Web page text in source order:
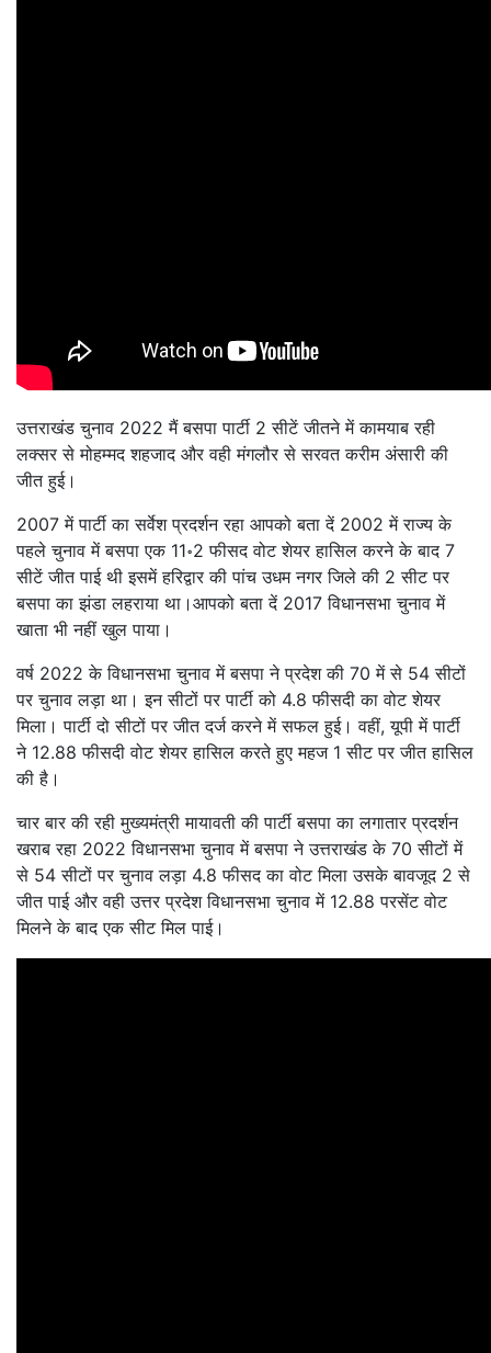
उत्तराखंड चुनाव 2022 मैं बसपा पार्टी 2 सीटें जीतने में कामयाब रही
लक्सर से मोहम्मद शहजाद और वही मंगलौर से सरवत करीम अंसारी की
जीत हुई।
2007 में पार्टी का सर्वेश प्रदर्शन रहा आपको बता दें 2002 में राज्य के
पहले चुनाव में बसपा एक 11॰2 फीसद वोट शेयर हासिल करने के बाद 7
सीटें जीत पाई थी इसमें हरिद्वार की पांच उधम नगर जिले की 2 सीट पर
बसपा का झंडा लहराया था।आपको बता दें 2017 विधानसभा चुनाव में
खाता भी नहीं खुल पाया।
वर्ष 2022 के विधानसभा चुनाव में बसपा ने प्रदेश की 70 में से 54 सीटों
पर चुनाव लड़ा था। इन सीटों पर पार्टी को 4.8 फीसदी का वोट शेयर
मिला। पार्टी दो सीटों पर जीत दर्ज करने में सफल हुई। वहीं, यूपी में पार्टी
ने 12.88 फीसदी वोट शेयर हासिल करते हुए महज 1 सीट पर जीत हासिल
की है।
चार बार की रही मुख्यमंत्री मायावती की पार्टी बसपा का लगातार प्रदर्शन
खराब रहा 2022 विधानसभा चुनाव में बसपा ने उत्तराखंड के 70 सीटों में
से 54 सीटों पर चुनाव लड़ा 4.8 फीसद का वोट मिला उसके बावजूद 2 से
जीत पाई और वही उत्तर प्रदेश विधानसभा चुनाव में 12.88 परसेंट वोट
मिलने के बाद एक सीट मिल पाई।